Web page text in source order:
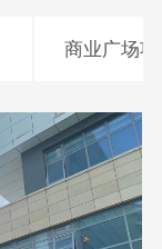
商业广场